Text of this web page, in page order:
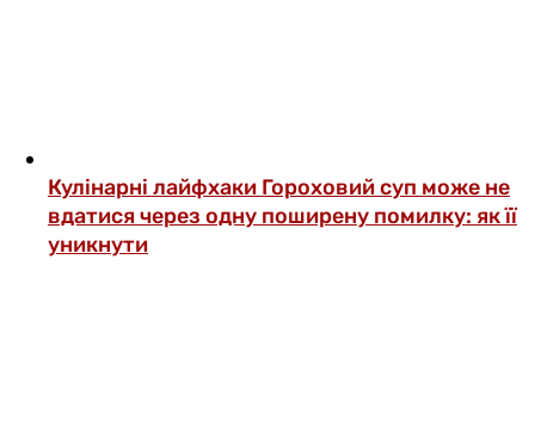
Кулінарні лайфхаки Гороховий суп може не
вдатися через одну поширену помилку: як її
уникнути